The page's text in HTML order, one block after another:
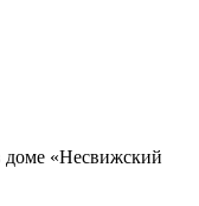
доме «Несвижский